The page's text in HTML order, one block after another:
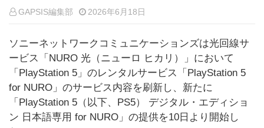
GAPSIS編集部 2026年6月18日
ソニーネットワークコミュニケーションズは光回線サ
ービス「NURO 光（ニューロ ヒカリ）」において
「PlayStation 5」のレンタルサービス「PlayStation 5
for NURO」のサービス内容を刷新し、新たに
「PlayStation 5（以下、PS5） デジタル・エディショ
ン 日本語専用 for NURO」の提供を10日より開始し